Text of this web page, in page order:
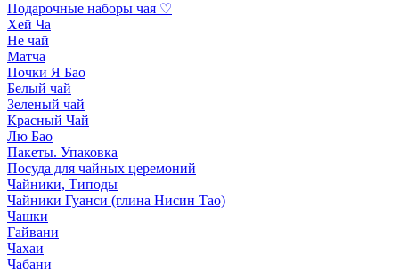
Подарочные наборы чая ♡
Хей Ча
Не чай
Матча
Почки Я Бао
Белый чай
Зеленый чай
Красный Чай
Лю Бао
Пакеты. Упаковка
Посуда для чайных церемоний
Чайники, Типоды
Чайники Гуанси (глина Нисин Тао)
Чашки
Гайвани
Чахаи
Чабани